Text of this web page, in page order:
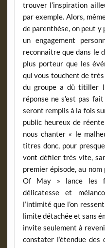
trouver l’inspiration
par exemple. Alors,
de parenthèse, on peut
un engagement
reconnaître que dans le
plus porteur que les
qui vous touchent de
du groupe a dû titiller
réponse ne s’est pas
seront remplis à la fois
public heureux de
nous chanter « le
titres donc, pour
vont défiler très vite,
premier épisode, au
Of May » lance les
délicatesse et
l’intimité que l’on
limite détachée et sans
invite seulement à
constater l’étendue